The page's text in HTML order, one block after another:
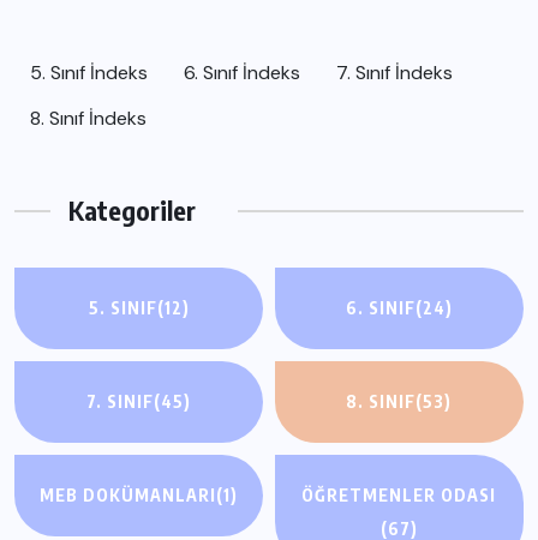
5. Sınıf İndeks 6. Sınıf İndeks
7. Sınıf İndeks
8. Sınıf İndeks
Kategoriler
5. SINIF(12) 6. SINIF(24)
7. SINIF(45) 8. SINIF(53)
MEB DOKÜMANLARI(1)
ÖĞRETMENLER ODASI
(67)